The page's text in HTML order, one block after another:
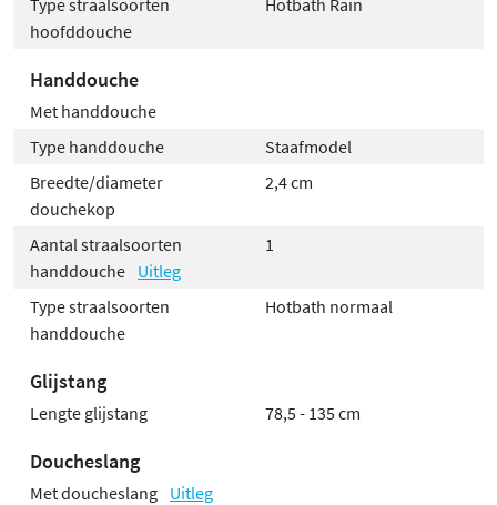
hoofddouche
Handdouche
Met handdouche
Type handdouche
Staafmodel
Breedte/diameter
douchekop
2,4 cm
Aantal straalsoorten
handdouche Uitleg
1
Type straalsoorten
handdouche
Hotbath normaal
Glijstang
Lengte glijstang 78,5 - 135 cm
Doucheslang
Met doucheslang Uitleg